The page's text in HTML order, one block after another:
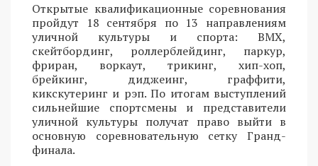
Открытые квалификационные соревнования
пройдут 18 сентября по 13 направлениям
уличной культуры и спорта: BMX,
скейтбординг, роллерблейдинг, паркур,
фриран, воркаут, трикинг, хип-хоп,
брейкинг, диджеинг, граффити,
кикскутеринг и рэп. По итогам выступлений
сильнейшие спортсмены и представители
уличной культуры получат право выйти в
основную соревновательную сетку Гранд-
финала.